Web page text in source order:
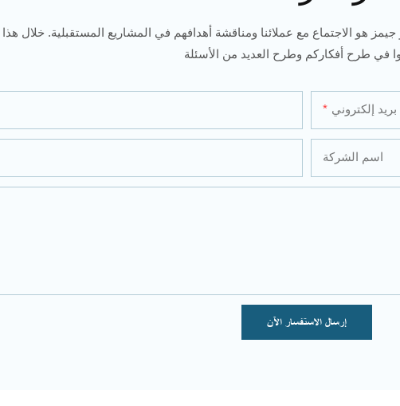
هو الاجتماع مع عملائنا ومناقشة أهدافهم في المشاريع المستقبلية. خلال هذا
بريد إلكتروني
اسم الشركة
إرسال الاستفسار الآن